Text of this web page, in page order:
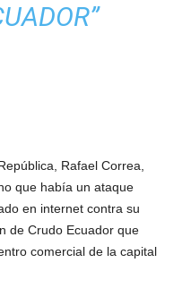
Rafael Correa,
que había un ataque
en internet contra su
de Crudo Ecuador que
comercial de la capital